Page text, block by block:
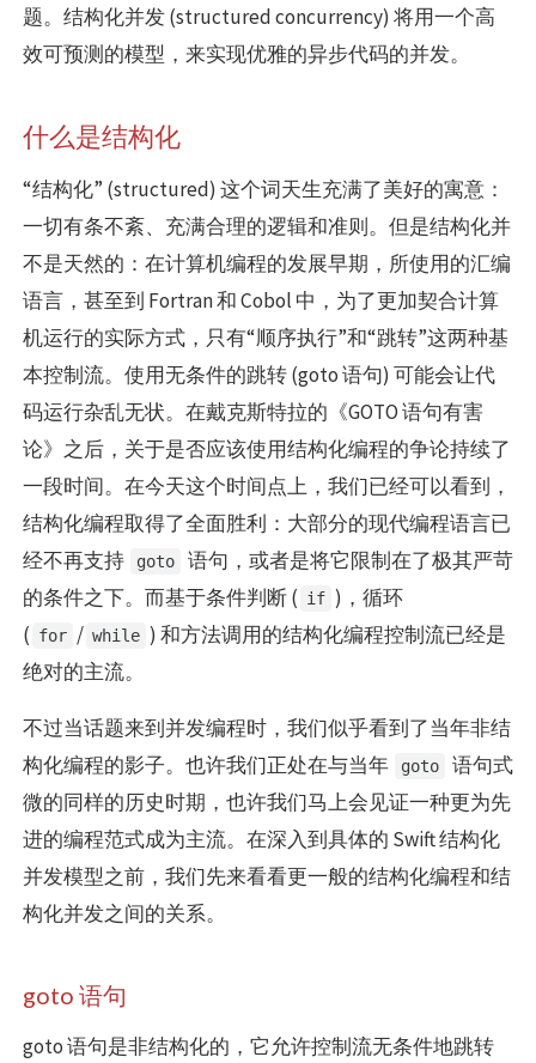
题。结构化并发 (structured concurrency) 将用一个高
效可预测的模型，来实现优雅的异步代码的并发。
什么是结构化
“结构化” (structured) 这个词天生充满了美好的寓意：
一切有条不紊、充满合理的逻辑和准则。但是结构化并
不是天然的：在计算机编程的发展早期，所使用的汇编
语言，甚至到 Fortran 和 Cobol 中，为了更加契合计算
机运行的实际方式，只有“顺序执行”和“跳转”这两种基
本控制流。使用无条件的跳转 (goto 语句) 可能会让代
码运行杂乱无状。在戴克斯特拉的《GOTO 语句有害
论》之后，关于是否应该使用结构化编程的争论持续了
一段时间。在今天这个时间点上，我们已经可以看到，
结构化编程取得了全面胜利：大部分的现代编程语言已
经不再支持
goto
语句，或者是将它限制在了极其严苛
的条件之下。而基于条件判断 ( if )，循环
( for / while ) 和方法调用的结构化编程控制流已经是
绝对的主流。
不过当话题来到并发编程时，我们似乎看到了当年非结
构化编程的影子。也许我们正处在与当年
goto
语句式
微的同样的历史时期，也许我们马上会见证一种更为先
进的编程范式成为主流。在深入到具体的 Swift 结构化
并发模型之前，我们先来看看更一般的结构化编程和结
构化并发之间的关系。
goto 语句
goto 语句是非结构化的，它允许控制流无条件地跳转